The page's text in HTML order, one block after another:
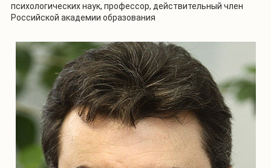
психологических наук, профессор, действительный член
Российской академии образования